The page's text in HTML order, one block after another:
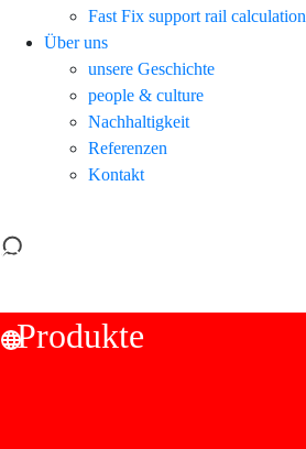
Fast Fix support rail calculation
Über uns
unsere Geschichte
people & culture
Nachhaltigkeit
Referenzen
Kontakt
Produkte